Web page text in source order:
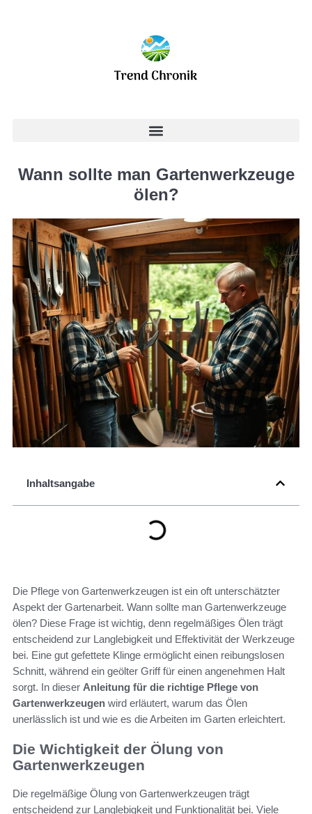
Wann sollte man Gartenwerkzeuge
ölen?
Inhaltsangabe
Die Pflege von Gartenwerkzeugen ist ein oft unterschätzter
Aspekt der Gartenarbeit. Wann sollte man Gartenwerkzeuge
ölen? Diese Frage ist wichtig, denn regelmäßiges Ölen trägt
entscheidend zur Langlebigkeit und Effektivität der Werkzeuge
bei. Eine gut gefettete Klinge ermöglicht einen reibungslosen
Schnitt, während ein geölter Griff für einen angenehmen Halt
sorgt. In dieser Anleitung für die richtige Pflege von
Gartenwerkzeugen wird erläutert, warum das Ölen
unerlässlich ist und wie es die Arbeiten im Garten erleichtert.
Die Wichtigkeit der Ölung von
Gartenwerkzeugen
Die regelmäßige Ölung von Gartenwerkzeugen trägt
entscheidend zur Langlebigkeit und Funktionalität bei. Viele